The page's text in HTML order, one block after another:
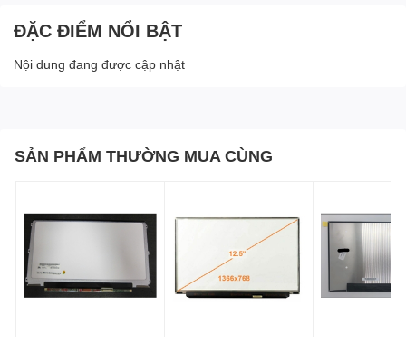
ĐẶC ĐIỂM NỔI BẬT
Nội dung đang được cập nhật
SẢN PHẨM THƯỜNG MUA CÙNG